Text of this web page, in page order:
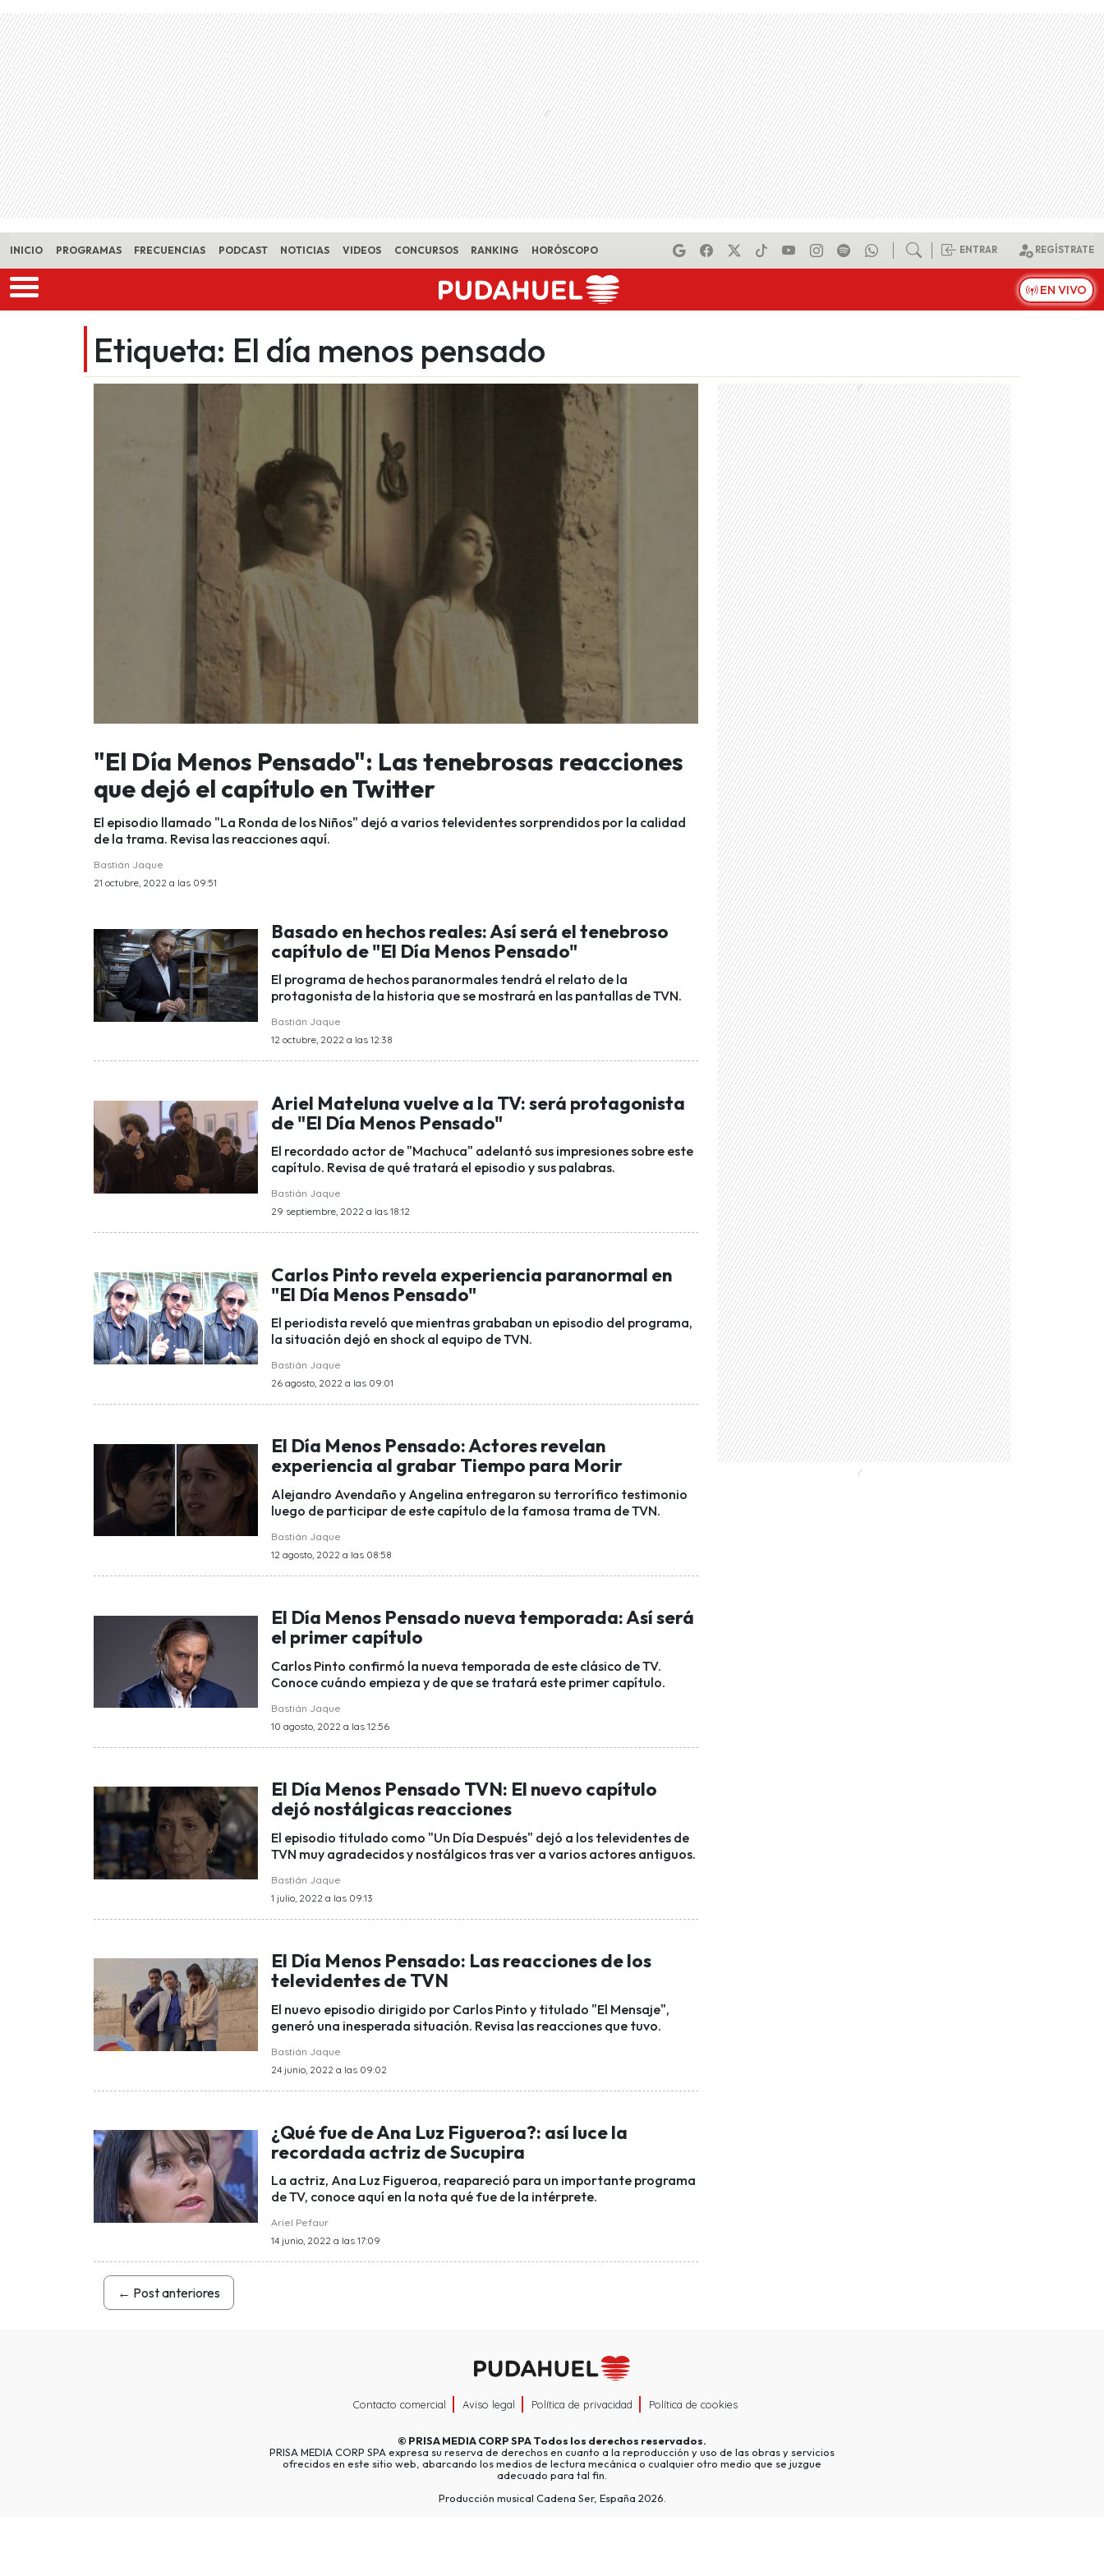
Skip to main content
INICIO PROGRAMAS FRECUENCIAS PODCAST NOTICIAS VIDEOS CONCURSOS RANKING HORÓSCOPO ENTRAR REGÍSTRATE
EN VIVO
Etiqueta: El día menos pensado
"El Día Menos Pensado": Las tenebrosas reacciones
que dejó el capítulo en Twitter
El episodio llamado "La Ronda de los Niños" dejó a varios televidentes sorprendidos por la calidad
de la trama. Revisa las reacciones aquí.
Bastián Jaque
21 octubre, 2022 a las 09:51
Basado en hechos reales: Así será el tenebroso
capítulo de "El Día Menos Pensado"
El programa de hechos paranormales tendrá el relato de la
protagonista de la historia que se mostrará en las pantallas de TVN.
Bastián Jaque
12 octubre, 2022 a las 12:38
Ariel Mateluna vuelve a la TV: será protagonista
de "El Día Menos Pensado"
El recordado actor de "Machuca" adelantó sus impresiones sobre este
capítulo. Revisa de qué tratará el episodio y sus palabras.
Bastián Jaque
29 septiembre, 2022 a las 18:12
Carlos Pinto revela experiencia paranormal en
"El Día Menos Pensado"
El periodista reveló que mientras grababan un episodio del programa,
la situación dejó en shock al equipo de TVN.
Bastián Jaque
26 agosto, 2022 a las 09:01
El Día Menos Pensado: Actores revelan
experiencia al grabar Tiempo para Morir
Alejandro Avendaño y Angelina entregaron su terrorífico testimonio
luego de participar de este capítulo de la famosa trama de TVN.
Bastián Jaque
12 agosto, 2022 a las 08:58
El Día Menos Pensado nueva temporada: Así será
el primer capítulo
Carlos Pinto confirmó la nueva temporada de este clásico de TV.
Conoce cuándo empieza y de que se tratará este primer capítulo.
Bastián Jaque
10 agosto, 2022 a las 12:56
El Día Menos Pensado TVN: El nuevo capítulo
dejó nostálgicas reacciones
El episodio titulado como "Un Día Después" dejó a los televidentes de
TVN muy agradecidos y nostálgicos tras ver a varios actores antiguos.
Bastián Jaque
1 julio, 2022 a las 09:13
El Día Menos Pensado: Las reacciones de los
televidentes de TVN
El nuevo episodio dirigido por Carlos Pinto y titulado "El Mensaje",
generó una inesperada situación. Revisa las reacciones que tuvo.
Bastián Jaque
24 junio, 2022 a las 09:02
¿Qué fue de Ana Luz Figueroa?: así luce la
recordada actriz de Sucupira
La actriz, Ana Luz Figueroa, reapareció para un importante programa
de TV, conoce aquí en la nota qué fue de la intérprete.
Ariel Pefaur
14 junio, 2022 a las 17:09
← Post anteriores
Contacto comercial Aviso legal Política de privacidad Política de cookies
© PRISA MEDIA CORP SPATodos los derechos reservados.
PRISA MEDIA CORP SPA expresa su reserva de derechos en cuanto a la reproducción y uso de las obras y servicios
ofrecidos en este sitio web, abarcando los medios de lectura mecánica o cualquier otro medio que se juzgue
adecuado para tal fin.
Producción musical Cadena Ser, España 2026.